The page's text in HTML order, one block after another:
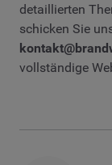
detaillierten
schicken Sie
vollständige